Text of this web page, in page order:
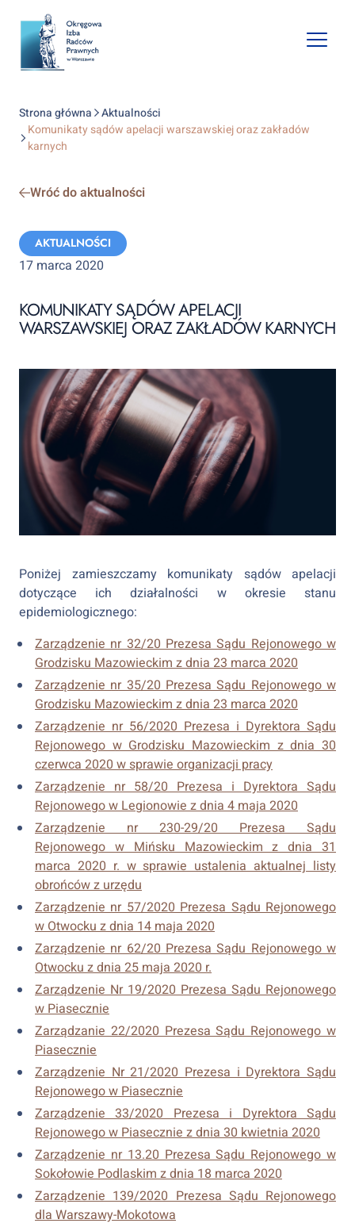
Open
Strona główna
Aktualności
Komunikaty sądów apelacji warszawskiej oraz zakładów
karnych
Wróć do aktualności
Categories:
AKTUALNOŚCI
17 marca 2020
KOMUNIKATY SĄDÓW APELACJI
WARSZAWSKIEJ ORAZ ZAKŁADÓW KARNYCH
Poniżej zamieszczamy komunikaty sądów apelacji
dotyczące ich działalności w okresie stanu
epidemiologicznego:
Zarządzenie nr 32/20 Prezesa Sądu Rejonowego w
Grodzisku Mazowieckim z dnia 23 marca 2020
Zarządzenie nr 35/20 Prezesa Sądu Rejonowego w
Grodzisku Mazowieckim z dnia 23 marca 2020
Zarządzenie nr 56/2020 Prezesa i Dyrektora Sądu
Rejonowego w Grodzisku Mazowieckim z dnia 30
czerwca 2020 w sprawie organizacji pracy
Zarządzenie nr 58/20 Prezesa i Dyrektora Sądu
Rejonowego w Legionowie z dnia 4 maja 2020
Zarządzenie nr 230-29/20 Prezesa Sądu
Rejonowego w Mińsku Mazowieckim z dnia 31
marca 2020 r. w sprawie ustalenia aktualnej listy
obrońców z urzędu
Zarządzenie nr 57/2020 Prezesa Sądu Rejonowego
w Otwocku z dnia 14 maja 2020
Zarządzenie nr 62/20 Prezesa Sądu Rejonowego w
Otwocku z dnia 25 maja 2020 r.
Zarządzenie Nr 19/2020 Prezesa Sądu Rejonowego
w Piasecznie
Zarządzanie 22/2020 Prezesa Sądu Rejonowego w
Piasecznie
Zarządzenie Nr 21/2020 Prezesa i Dyrektora Sądu
Rejonowego w Piasecznie
Zarządzenie 33/2020 Prezesa i Dyrektora Sądu
Rejonowego w Piasecznie z dnia 30 kwietnia 2020
Zarządzenie nr 13.20 Prezesa Sądu Rejonowego w
Sokołowie Podlaskim z dnia 18 marca 2020
Zarządzenie 139/2020 Prezesa Sądu Rejonowego
dla Warszawy-Mokotowa